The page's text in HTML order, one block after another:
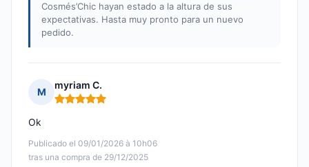
Cosmés’Chic hayan estado a la altura de sus
expectativas. Hasta muy pronto para un nuevo
pedido.
M
myriam C.
Nota: 5 de 5
Publicado el 09/01/2026 à 10h06
tras una compra de 29/12/2025
Ok